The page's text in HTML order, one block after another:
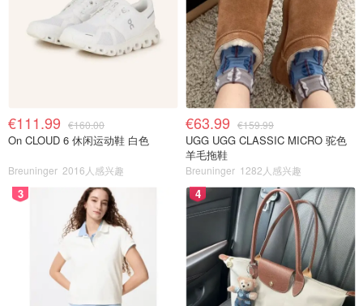
€111.99 €160.00
On CLOUD 6 休闲运动鞋 白色
Breuninger 2016人感兴趣
€63.99 €159.99
UGG UGG CLASSIC MICRO 驼色
羊毛拖鞋
Breuninger 1282人感兴趣
3 4